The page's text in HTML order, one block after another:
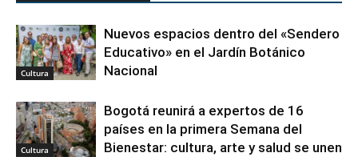
Cultura
Nuevos espacios dentro del «Sendero
Educativo» en el Jardín Botánico
Nacional
Cultura
Bogotá reunirá a expertos de 16
países en la primera Semana del
Bienestar: cultura, arte y salud se unen